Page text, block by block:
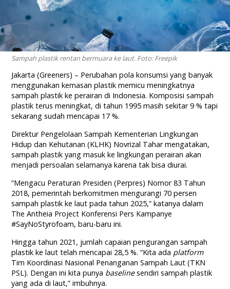
Sampah plastik rentan bermuara ke laut. Foto: Freepik
Jakarta (Greeners) – Perubahan pola konsumsi yang banyak
menggunakan kemasan plastik memicu meningkatnya
sampah plastik ke perairan di Indonesia. Komposisi sampah
plastik terus meningkat, di tahun 1995 masih sekitar 9 % tapi
sekarang sudah mencapai 17 %.
Direktur Pengelolaan Sampah Kementerian Lingkungan
Hidup dan Kehutanan (KLHK) Novrizal Tahar mengatakan,
sampah plastik yang masuk ke lingkungan perairan akan
menjadi persoalan selamanya karena tak bisa diurai.
“Mengacu Peraturan Presiden (Perpres) Nomor 83 Tahun
2018, pemerintah berkomitmen mengurangi 70 persen
sampah plastik ke laut pada tahun 2025,” katanya dalam
The Antheia Project Konferensi Pers Kampanye
#SayNoStyrofoam, baru-baru ini.
Hingga tahun 2021, jumlah capaian pengurangan sampah
plastik ke laut telah mencapai 28,5 %. “Kita ada platform
Tim Koordinasi Nasional Penanganan Sampah Laut (TKN
PSL). Dengan ini kita punya baselinesendiri sampah plastik
yang ada di laut,” imbuhnya.